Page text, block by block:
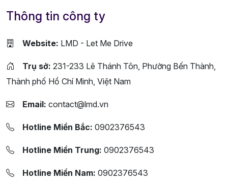
Thông tin công ty
Website: LMD - Let Me Drive
Trụ sở: 231-233 Lê Thánh Tôn, Phường Bến Thành,
Thành phố Hồ Chí Minh, Việt Nam
Email: contact@lmd.vn
Hotline Miền Bắc: 0902376543
Hotline Miền Trung: 0902376543
Hotline Miền Nam: 0902376543